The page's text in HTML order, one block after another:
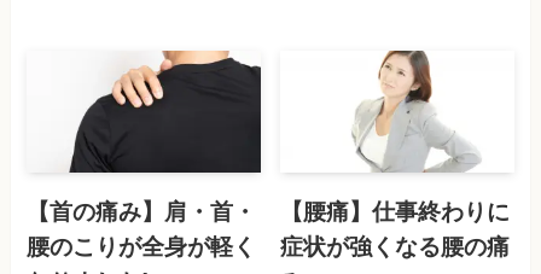
【首の痛み】肩・首・
腰のこりが全身が軽く
【腰痛】仕事終わりに
症状が強くなる腰の痛